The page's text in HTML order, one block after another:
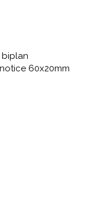
biplan
60x20mm